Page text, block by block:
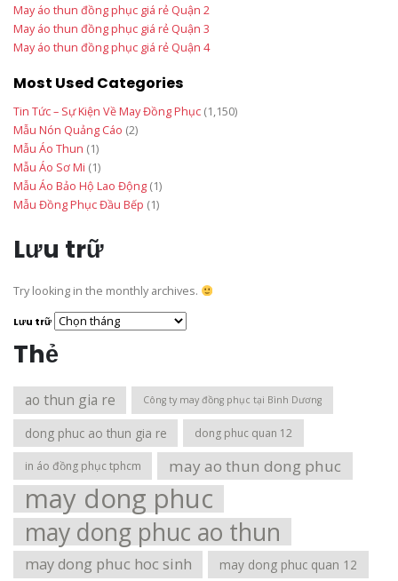
May áo thun đồng phục giá rẻ Quận 2
May áo thun đồng phục giá rẻ Quận 3
May áo thun đồng phục giá rẻ Quận 4
Most Used Categories
Tin Tức – Sự Kiện Về May Đồng Phục (1,150)
Mẫu Nón Quảng Cáo (2)
Mẫu Áo Thun (1)
Mẫu Áo Sơ Mi (1)
Mẫu Áo Bảo Hộ Lao Động (1)
Mẫu Đồng Phục Đầu Bếp (1)
Lưu trữ
Try looking in the monthly archives.
Lưu trữ
Thẻ
ao thun gia re Công ty may đồng phục tại Bình Dương
dong phuc ao thun gia re dong phuc quan 12
in áo đồng phục tphcm may ao thun dong phuc
may dong phuc
may dong phuc ao thun
may dong phuc hoc sinh may dong phuc quan 12